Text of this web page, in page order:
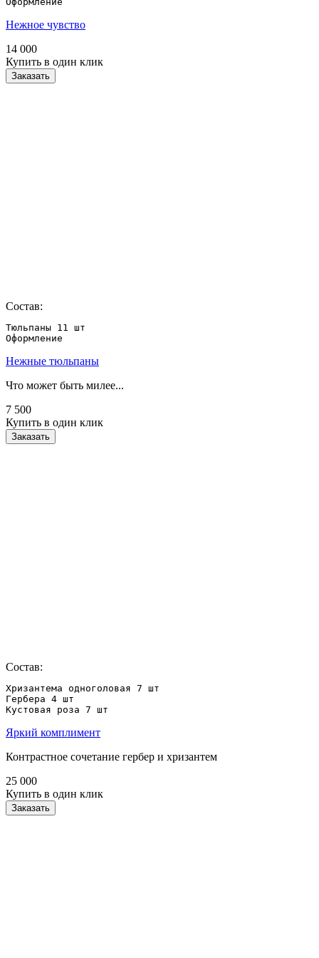
Нежное чувство
14 000
Купить в один клик
Заказать
Состав:
Тюльпаны 11 шт
Оформление
Нежные тюльпаны
Что может быть милее...
7 500
Купить в один клик
Заказать
Состав:
Хризантема одноголовая 7 шт
Гербера 4 шт
Яркий комплимент
Контрастное сочетание гербер и хризантем
25 000
Купить в один клик
Заказать